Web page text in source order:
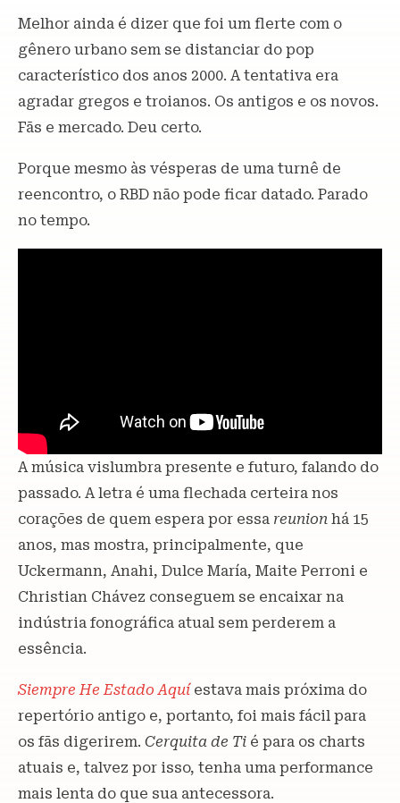
Melhor ainda é dizer que foi um flerte com o
gênero urbano sem se distanciar do pop
característico dos anos 2000. A tentativa era
agradar gregos e troianos. Os antigos e os novos.
Fãs e mercado. Deu certo.
Porque mesmo às vésperas de uma turnê de
reencontro, o RBD não pode ficar datado. Parado
no tempo.
A música vislumbra presente e futuro, falando do
passado. A letra é uma flechada certeira nos
corações de quem espera por essa reunion há 15
anos, mas mostra, principalmente, que
Uckermann, Anahi, Dulce María, Maite Perroni e
Christian Chávez conseguem se encaixar na
indústria fonográfica atual sem perderem a
essência.
Siempre He Estado Aquíestava mais próxima do
repertório antigo e, portanto, foi mais fácil para
os fãs digerirem. Cerquita de Ti é para os charts
atuais e, talvez por isso, tenha uma performance
mais lenta do que sua antecessora.